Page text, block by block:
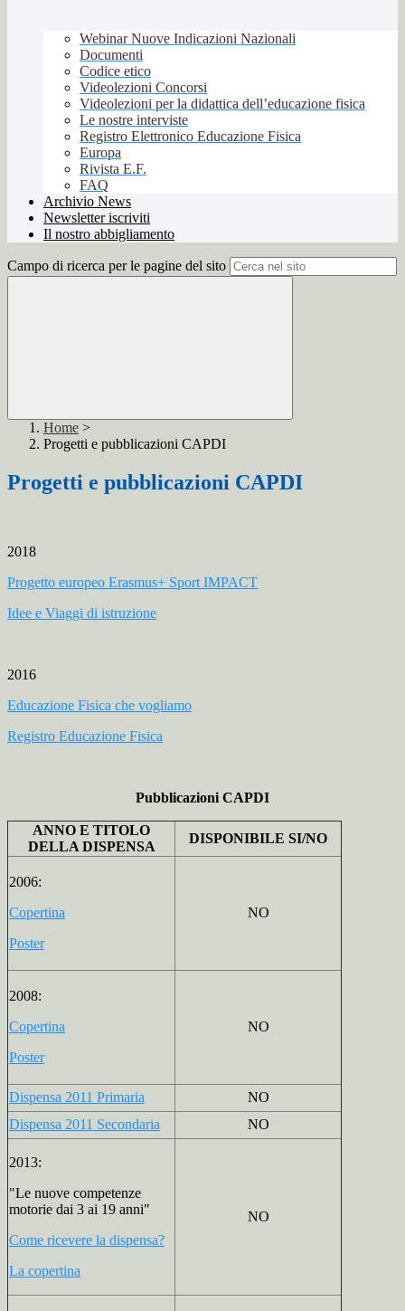
Webinar Nuove Indicazioni Nazionali
Documenti
Codice etico
Videolezioni Concorsi
Videolezioni per la didattica dell’educazione fisica
Le nostre interviste
Registro Elettronico Educazione Fisica
Europa
Rivista E.F.
FAQ
Archivio News
Newsletter iscriviti
Il nostro abbigliamento
Campo di ricerca per le pagine del sito
Home >
Progetti e pubblicazioni CAPDI
Progetti e pubblicazioni CAPDI
2018
Progetto europeo Erasmus+ Sport IMPACT
Idee e Viaggi di istruzione
2016
Educazione Fisica che vogliamo
Registro Educazione Fisica
Pubblicazioni CAPDI
ANNO E TITOLO
DELLA DISPENSA
DISPONIBILE SI/NO
2006:
Copertina
Poster
NO
2008:
Copertina
Poster
NO
Dispensa 2011 Primaria
NO
Dispensa 2011 Secondaria
NO
2013:
"Le nuove competenze
motorie dai 3 ai 19 anni"
Come ricevere la dispensa?
La copertina
NO